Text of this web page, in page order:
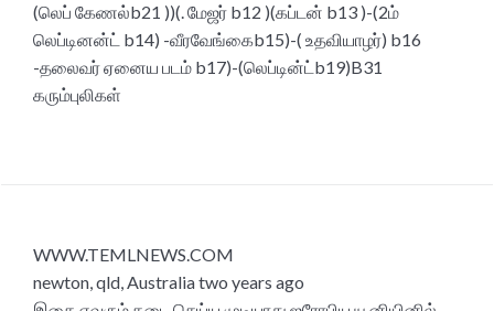
(லெப் கேணல்b21 ))(. மேஜர் b12 )(கப்டன் b13 )-(2ம்
லெப்டினன்ட் b14) -வீரவேங்கைb15)-( உதவியாழர்) b16
-தலைவர் ஏனைய படம் b17)-(லெப்டின்ட்b19)B31
கரும்புலிகள்
WWW.TEMLNEWS.COM
newton, qld, Australia two years ago